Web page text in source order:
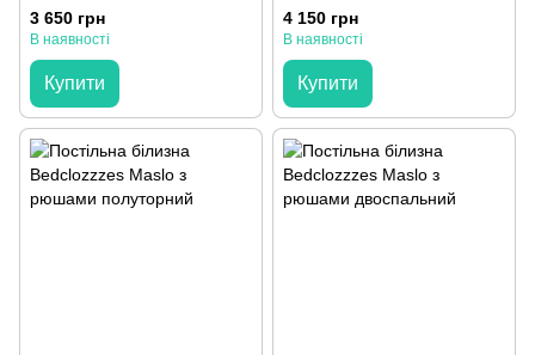
рюшами та бордовим кантом
євро
3 650 грн
В наявності
Купити
рюшами та бордовим кантом
сімейний
4 150 грн
В наявності
Купити